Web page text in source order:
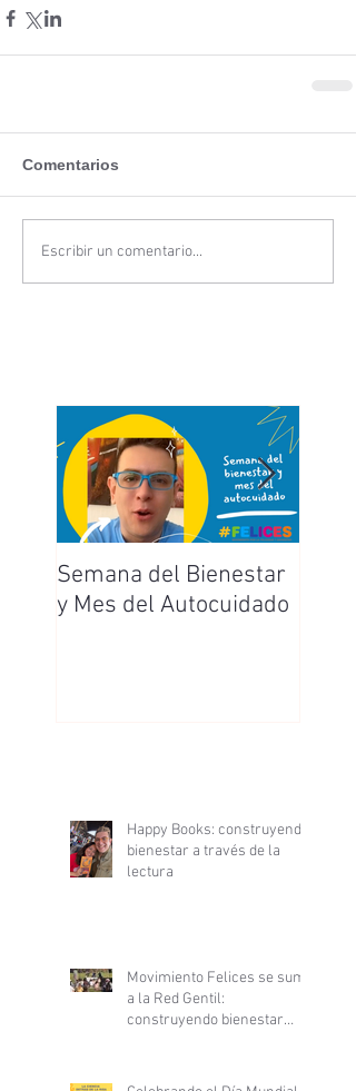
Comentarios
Escribir un comentario...
Semana del Bienestar
y Mes del Autocuidado
Happy Books: construyendo
bienestar a través de la
lectura
Movimiento Felices se suma
a la Red Gentil:
construyendo bienestar